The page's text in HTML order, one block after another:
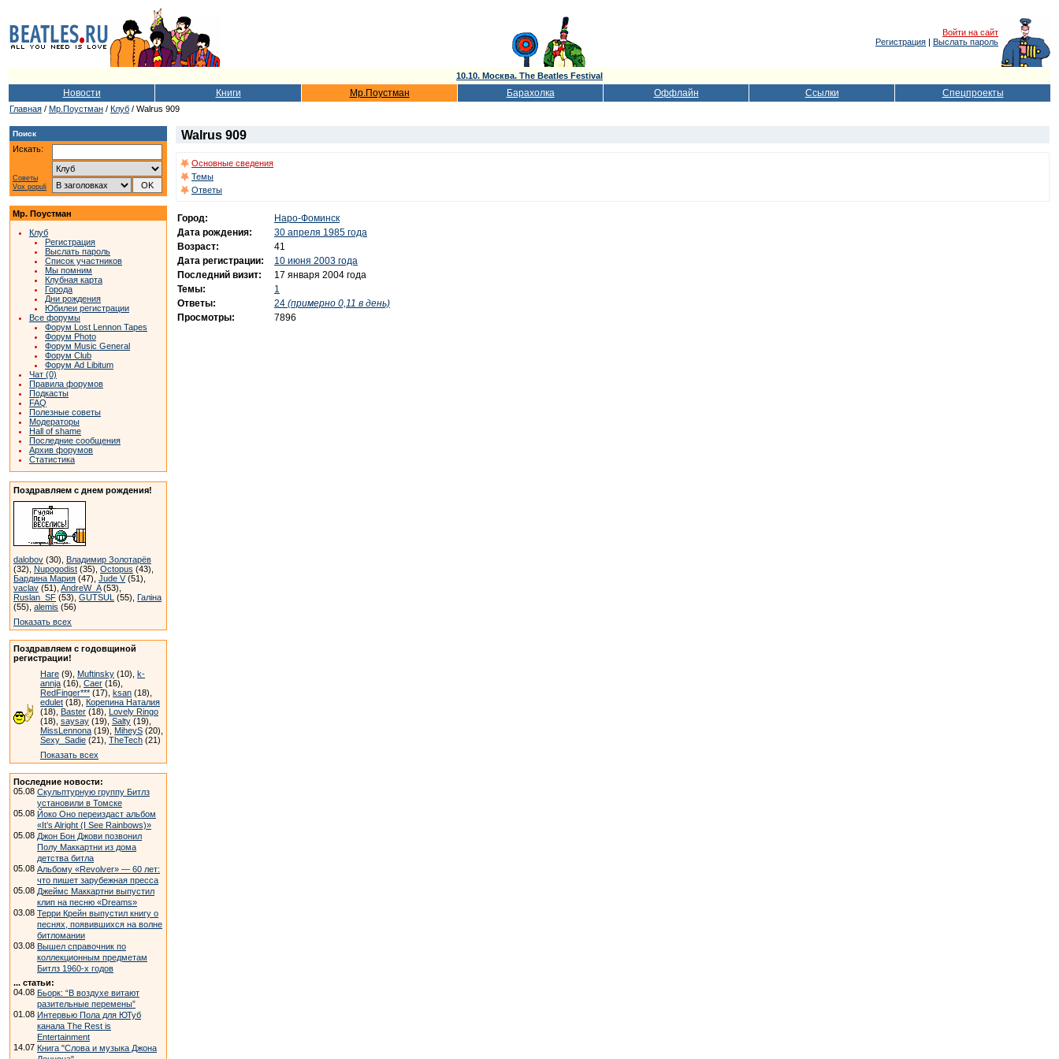
Войти на сайт
Регистрация | Выслать пароль
10.10. Москва. The Beatles Festival
Новости Книги Мр.Поустман Барахолка Оффлайн Ссылки Спецпроекты
Главная / Мр.Поустман / Клуб / Walrus 909
Поиск
Искать:
Советы
Vox populi
Мр. Поустман
Клуб
Регистрация
Выслать пароль
Список участников
Мы помним
Клубная карта
Города
Дни рождения
Юбилеи регистрации
Все форумы
Форум Lost Lennon Tapes
Форум Photo
Форум Music General
Форум Club
Форум Ad Libitum
Чат (0)
Правила форумов
Подкасты
FAQ
Полезные советы
Модераторы
Hall of shame
Последние сообщения
Архив форумов
Статистика
Поздравляем с днем рождения!
dalobov (30), Владимир Золотарёв
(32), Nupogodist (35), Octopus (43),
Бардина Мария (47), Jude V(51),
vaclav (51), AndreW_A(53),
Ruslan_SF (53), GUTSUL (55), Галіна
(55), alemis (56)
Показать всех
Поздравляем с годовщиной
регистрации!
Hare (9), Muftinsky (10), k-
annja (16), Caer (16),
RedFinger*** (17), ksan (18),
edulet (18), Корепина Наталия
(18), Baster (18), Lovely Ringo
(18), saysay (19), Salty (19),
MissLennona (19), MiheyS (20),
Sexy_Sadie (21), TheTech (21)
Показать всех
Последние новости:
05.08 Скульптурную группу Битлз
установили в Томске
05.08 Йоко Оно переиздаст альбом
«It’s Alright (I See Rainbows)»
05.08 Джон Бон Джови позвонил
Полу Маккартни из дома
детства битла
05.08 Альбому «Revolver» — 60 лет:
что пишет зарубежная пресса
05.08 Джеймс Маккартни выпустил
клип на песню «Dreams»
03.08 Терри Крейн выпустил книгу о
песнях, появившихся на волне
битломании
03.08 Вышел справочник по
коллекционным предметам
Битлз 1960-х годов
... статьи:
04.08 Бьорк: “В воздухе витают
разительные перемены”
01.08 Интервью Пола для ЮТуб
канала The Rest is
Entertainment
14.07 Книга "Слова и музыка Джона
Walrus 909
Основные сведения
Темы
Ответы
Город:
Наро-Фоминск
Дата рождения:
30 апреля 1985 года
Возраст:
41
Дата регистрации:
10 июня 2003 года
Последний визит:
17 января 2004 года
Темы:
1
Ответы:
24 (примерно 0,11 в день)
Просмотры:
7896